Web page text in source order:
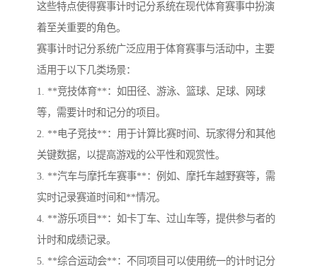
这些特点使得赛事计时记分系统在现代体育赛事中扮演
着至关重要的角色。
赛事计时记分系统广泛应用于体育赛事与活动中，主要
适用于以下几类场景：
1. **竞技体育**：如田径、游泳、篮球、足球、网球
等，需要计时和记分的项目。
2. **电子竞技**：用于计算比赛时间、玩家得分和其他
关键数据，以提高游戏的公平性和观赏性。
3. **汽车与摩托车赛事**：例如、摩托车越野赛等，需
实时记录赛道时间和**情况。
4. **游乐项目**：如卡丁车、过山车等，提供参与者的
计时和成绩记录。
5. **综合运动会**：不同项目可以使用统一的计时记分